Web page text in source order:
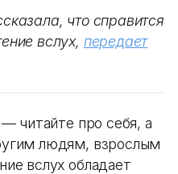
что справится
вслух, передает
читайте про себя, а
людям, взрослым
вслух обладает